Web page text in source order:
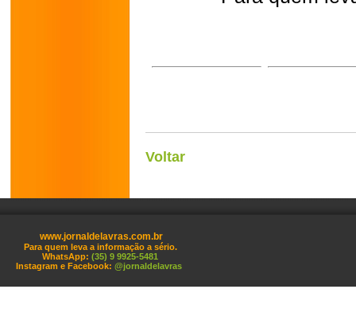
Voltar
www.jornaldelavras.com.br
Para quem leva a informação a sério.
WhatsApp: (35) 9 9925-5481
Instagram e Facebook: @jornaldelavras